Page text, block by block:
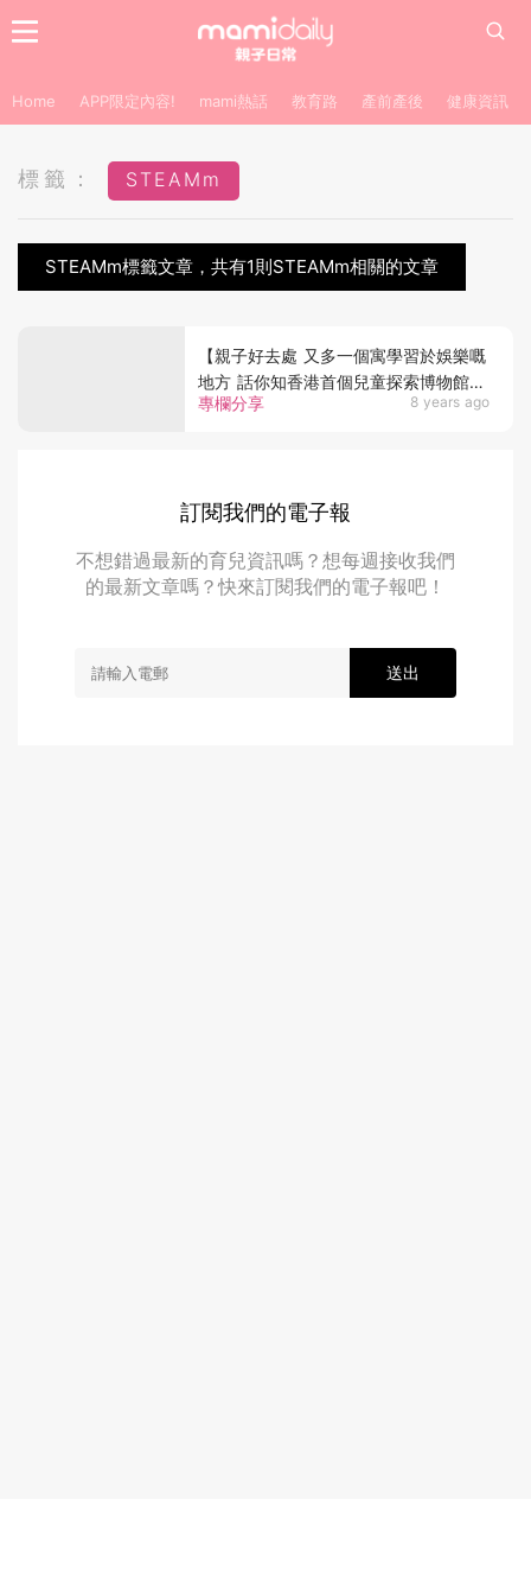
Home APP限定內容! mami熱話 教育路 產前產後 健康資訊
標籤： STEAMm
STEAMm標籤文章，共有1則STEAMm相關的文章
專欄分享 8 years ago
【親子好去處 又多一個寓學習於娛樂嘅
地方 話你知香港首個兒童探索博物館有
咩玩】
訂閱我們的電子報
不想錯過最新的育兒資訊嗎？想每週接收我們
的最新文章嗎？快來訂閱我們的電子報吧！
送出